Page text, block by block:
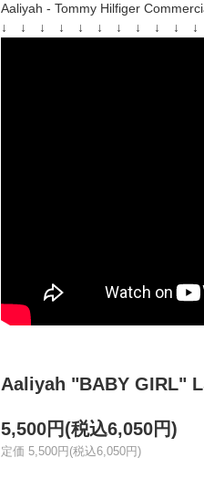
Aaliyah - Tommy Hilfiger
↓ ↓ ↓ ↓ ↓ ↓ ↓ ↓ ↓ ↓ ↓
Aaliyah "BABY GIRL"
5,500円(税込6,050円)
定価 5,500円(税込6,050円)